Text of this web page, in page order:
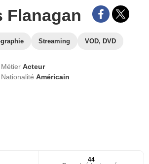
Flanagan
Streaming VOD, DVD
MétierActeur
NationalitéAméricain
44